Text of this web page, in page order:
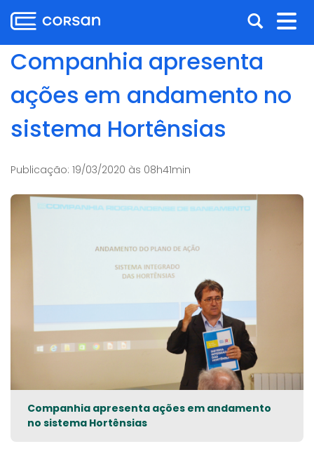
para
o
conteúdo
para
menu
busca
para
o
conteúdo
Abrir
a
busca
Companhia apresenta
ações em andamento no
sistema Hortênsias
Publicação: 19/03/2020 às 08h41min
Companhia apresenta ações em andamento
no sistema Hortênsias